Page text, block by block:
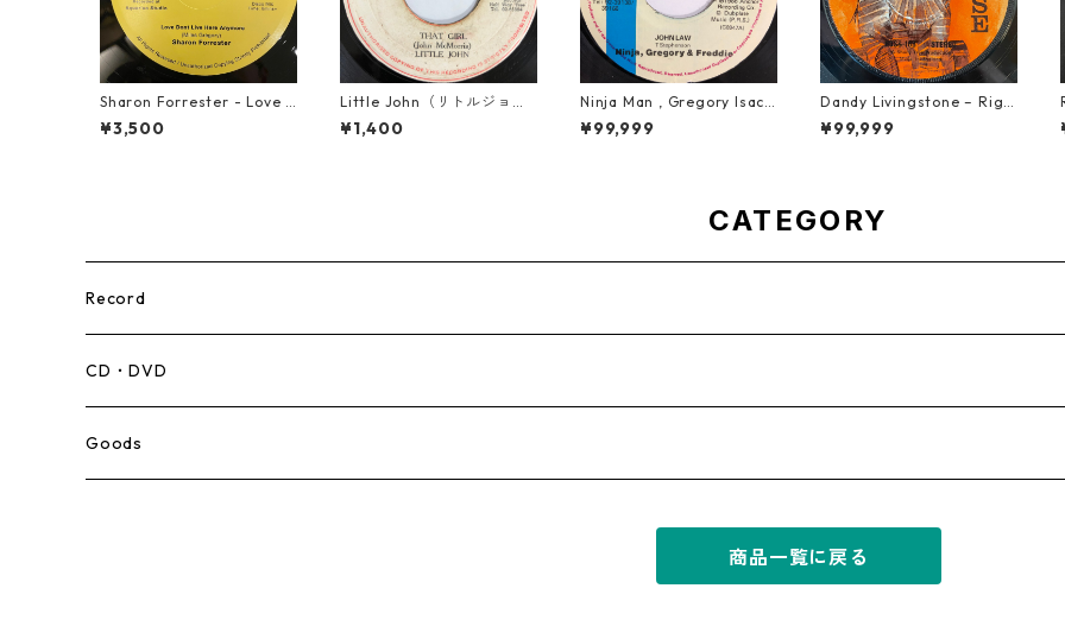
Sharon Forrester - Love D
on't Live Here Anymore
【12-50068】
¥3,500
Little John（リトルジョ
ン） - That Girl 【7-2004
5】
¥1,400
Ninja Man , Gregory Isacc
s & Freddie Mcgregor - J
ohn Low【7-20010】
¥99,999
Dandy Livingstone – Righ
t On Brother【7-21946】
¥99,999
CATEGORY
Record
Mento,Calypso,Ballad
Ska
CD・DVD
Goods
商品一覧に戻る